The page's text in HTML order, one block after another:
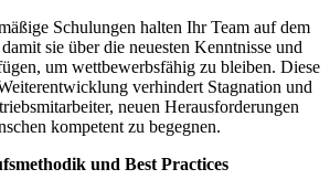
Schulungen halten Ihr Team auf dem
sie über die neuesten Kenntnisse und
um wettbewerbsfähig zu bleiben. Diese
verhindert Stagnation und
neuen Herausforderungen
kompetent zu begegnen.
und Best Practices